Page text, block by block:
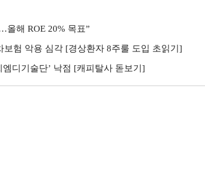
올해 ROE 20% 목표”
험 악용 심각 [경상환자 8주룰 도입 초읽기]
디기술단’ 낙점 [캐피탈사 돋보기]